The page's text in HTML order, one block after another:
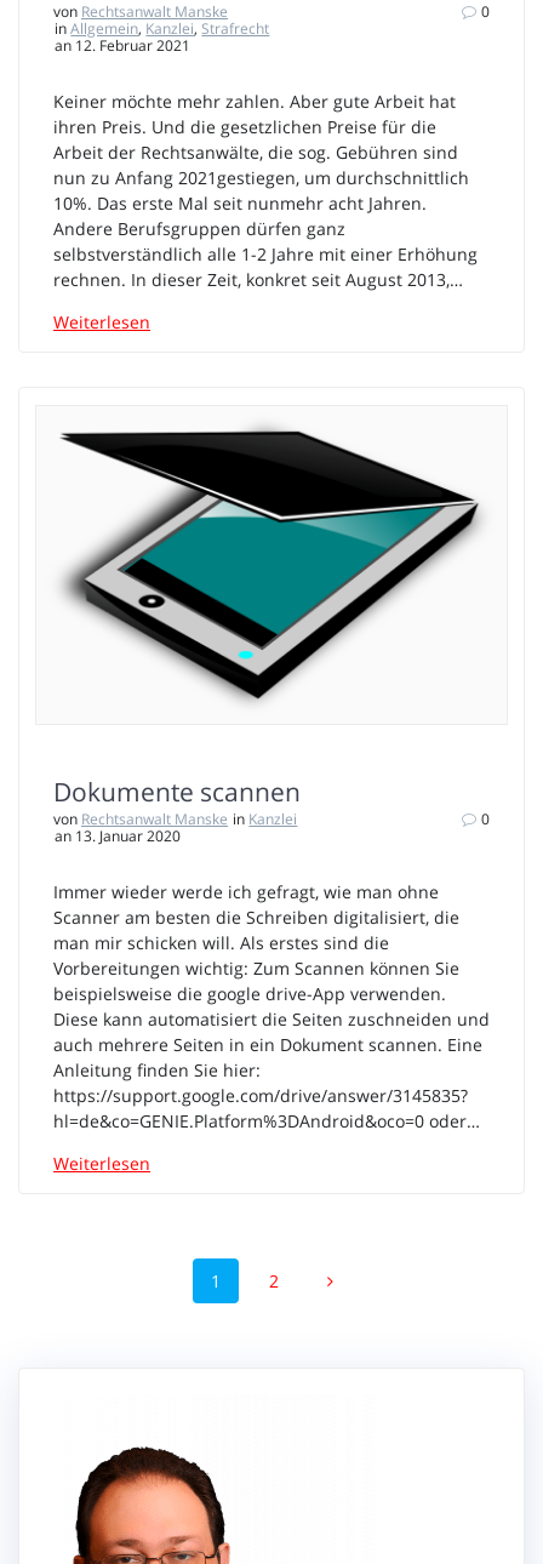
von Rechtsanwalt Manske
inAllgemein, Kanzlei,Strafrecht
an 12. Februar 2021
0
Keiner möchte mehr zahlen. Aber gute Arbeit hat
ihren Preis. Und die gesetzlichen Preise für die
Arbeit der Rechtsanwälte, die sog. Gebühren sind
nun zu Anfang 2021gestiegen, um durchschnittlich
10%. Das erste Mal seit nunmehr acht Jahren.
Andere Berufsgruppen dürfen ganz
selbstverständlich alle 1-2 Jahre mit einer Erhöhung
rechnen. In dieser Zeit, konkret seit August 2013,…
Weiterlesen
Dokumente scannen
von Rechtsanwalt Manske in Kanzlei
an 13. Januar 2020
0
Immer wieder werde ich gefragt, wie man ohne
Scanner am besten die Schreiben digitalisiert, die
man mir schicken will. Als erstes sind die
Vorbereitungen wichtig: Zum Scannen können Sie
beispielsweise die google drive-App verwenden.
Diese kann automatisiert die Seiten zuschneiden und
auch mehrere Seiten in ein Dokument scannen. Eine
Anleitung finden Sie hier:
https://support.google.com/drive/answer/3145835?
hl=de&co=GENIE.Platform%3DAndroid&oco=0 oder…
Weiterlesen
Beitragsnavigation
Seite
1 Seite
2